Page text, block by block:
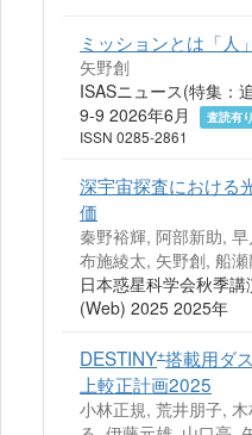
ミッションとは「人
矢野創
ISASニュース(特集：
9-9 2026年6月
査読有り
ISSN 0285-2861
深宇宙探査における
価
秦野裕輝, 阿部新助,
布施綾太, 矢野創, 船
日本惑星科学会秋季
(Web) 2025 2025年
DESTINY+搭載用ダ
上較正計画2025
小林正規, 荒井朋子,